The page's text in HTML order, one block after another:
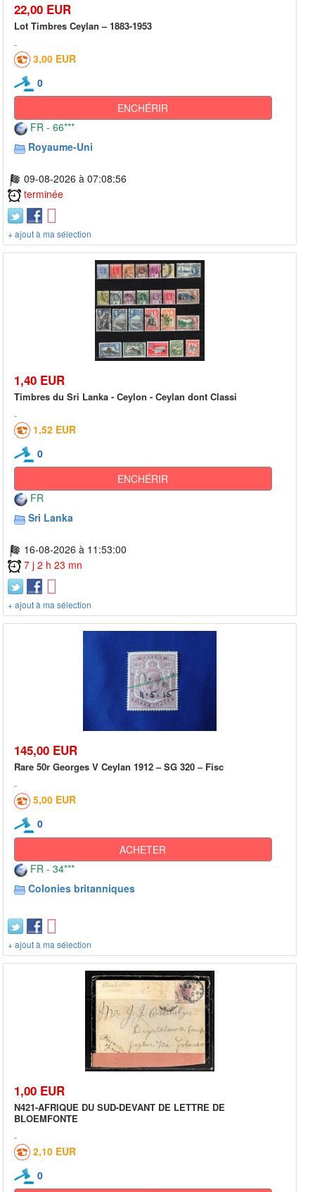
22,00 EUR
Lot Timbres Ceylan – 1883-1953
3,00 EUR
0
ENCHÉRIR
FR - 66***
Royaume-Uni
09-08-2026 à 07:08:56
terminée
+ ajout à ma sélection
1,40 EUR
Timbres du Sri Lanka - Ceylon - Ceylan dont Classi
1,52 EUR
0
ENCHÉRIR
FR
Sri Lanka
16-08-2026 à 11:53:00
7 j 2 h 23 mn
+ ajout à ma sélection
145,00 EUR
Rare 50r Georges V Ceylan 1912 – SG 320 – Fisc
5,00 EUR
0
ACHETER
FR - 34***
Colonies britanniques
+ ajout à ma sélection
1,00 EUR
N421-AFRIQUE DU SUD-DEVANT DE LETTRE DE
BLOEMFONTE
2,10 EUR
0